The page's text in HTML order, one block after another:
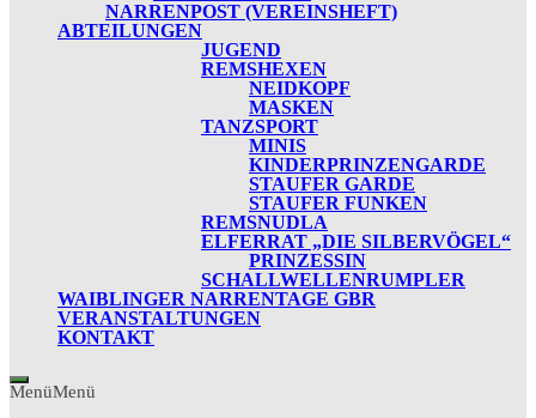
NARRENPOST (VEREINSHEFT)
ABTEILUNGEN
JUGEND
REMSHEXEN
NEIDKOPF
MASKEN
TANZSPORT
MINIS
KINDERPRINZENGARDE
STAUFER GARDE
STAUFER FUNKEN
REMSNUDLA
ELFERRAT „DIE SILBERVÖGEL“
PRINZESSIN
SCHALLWELLENRUMPLER
WAIBLINGER NARRENTAGE GBR
VERANSTALTUNGEN
KONTAKT
MenüMenü